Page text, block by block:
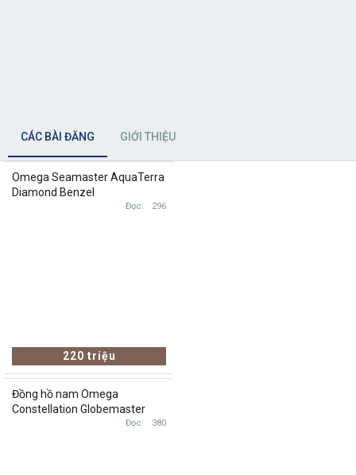
CÁC BÀI ĐĂNG GIỚI THIỆU
220 triệu
Omega Seamaster AquaTerra
Diamond Benzel
Đọc 296
Đồng hồ nam Omega
Constellation Globemaster
130.20.39.21.03.001 ( Brand
Đọc 380